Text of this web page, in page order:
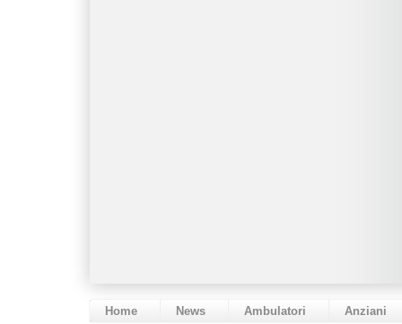
Home News Ambulatori Anziani